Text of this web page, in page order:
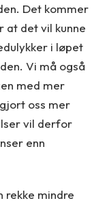
Det kommer
at det vil kunne
i løpet
Vi må også
med mer
oss mer
vil derfor
enn
rekke mindre